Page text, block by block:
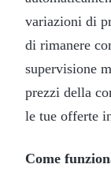
variazioni di
di rimanere
supervisione
prezzi della
le tue offerte
Come